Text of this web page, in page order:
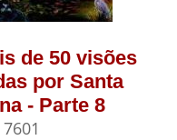
de 50 visões
por Santa
- Parte 8